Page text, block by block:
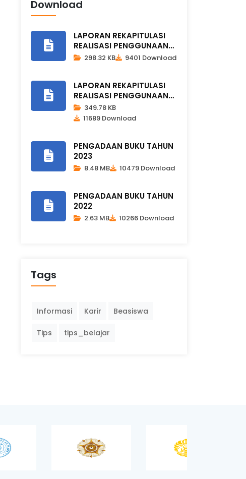
Download
LAPORAN REKAPITULASI
REALISASI PENGGUNAAN
DANA BOS..
298.32 KB 9401 Download
LAPORAN REKAPITULASI
REALISASI PENGGUNAAN
DANA BOS..
349.78 KB
11689 Download
PENGADAAN BUKU TAHUN
2023
8.48 MB 10479 Download
PENGADAAN BUKU TAHUN
2022
2.63 MB 10266 Download
Tags
Informasi Karir Beasiswa
Tips tips_belajar